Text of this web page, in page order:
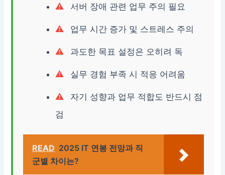
서버 장애 관련 업무 주의 필요
업무 시간 증가 및 스트레스 주의
과도한 목표 설정은 오히려 독
실무 경험 부족 시 적응 어려움
자기 성향과 업무 적합도 반드시 점
검
READ 2025 IT 연봉 전망과 직
군별 차이는?